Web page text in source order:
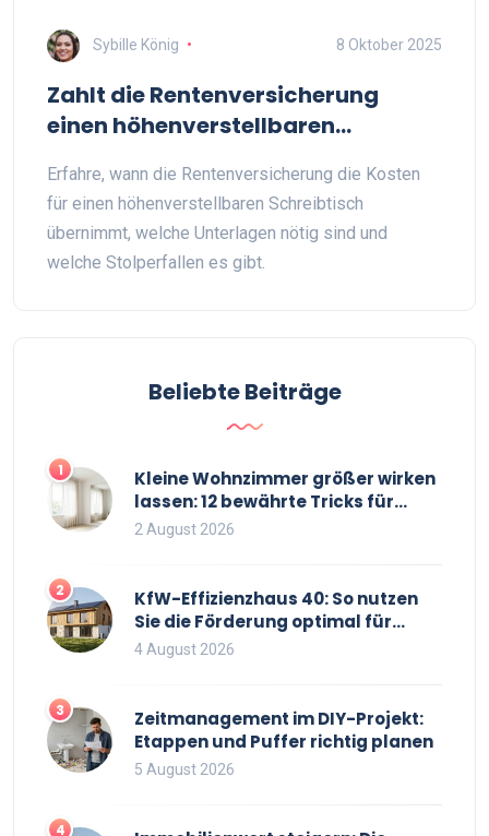
Sybille König 8 Oktober 2025
Zahlt die Rentenversicherung
einen höhenverstellbaren
Praxis‑Tipps
Erfahre, wann die Rentenversicherung die Kosten
für einen höhenverstellbaren Schreibtisch
übernimmt, welche Unterlagen nötig sind und
welche Stolperfallen es gibt.
Beliebte Beiträge
1
Kleine Wohnzimmer größer wirken
lassen: 12 bewährte Tricks für
mehr Raumgefühl
2 August 2026
2
KfW-Effizienzhaus 40: So nutzen
Sie die Förderung optimal für
Neubau und Sanierung
4 August 2026
3
Zeitmanagement im DIY-Projekt:
Etappen und Puffer richtig planen
5 August 2026
4